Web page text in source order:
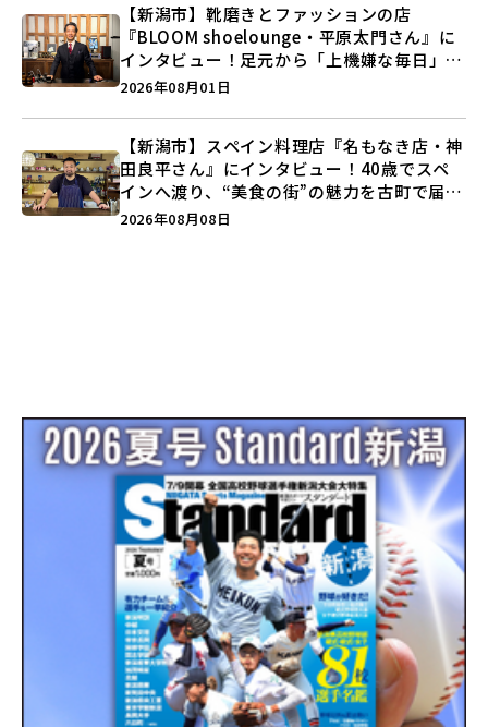
【新潟市】靴磨きとファッションの店
『BLOOM shoelounge・平原太門さん』に
インタビュー！足元から「上機嫌な毎日」を
つくる装いの提案とは？
2026年08月01日
【新潟市】スペイン料理店『名もなき店・神
田良平さん』にインタビュー！40歳でスペ
インへ渡り、“美食の街”の魅力を古町で届け
る♪
2026年08月08日